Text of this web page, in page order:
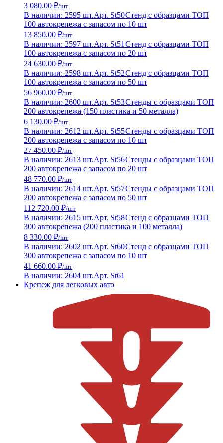
3 080.00 ₽/шт
В наличии: 2595 шт.Арт. St50Стенд с образцами ТОП
100 автокрепежа с запасом по 10 шт
13 850.00 ₽/шт
В наличии: 2597 шт.Арт. St51 Стенд с образцами ТОП
100 автокрепежа с запасом по 20 шт
24 630.00 ₽/шт
В наличии: 2598 шт.Арт. St52Стенд с образцами ТОП
100 автокрепежа с запасом по 50 шт
56 960.00 ₽/шт
В наличии: 2600 шт.Арт. St53Стенды с образцами ТОП
200 автокрепежа (150 пластика и 50 металла)
6 130.00 ₽/шт
В наличии: 2612 шт.Арт. St55Стенды с образцами ТОП
200 автокрепежа с запасом по 10 шт
27 450.00 ₽/шт
В наличии: 2613 шт.Арт. St56Стенды с образцами ТОП
200 автокрепежа с запасом по 20 шт
48 770.00 ₽/шт
В наличии: 2614 шт.Арт. St57Стенды с образцами ТОП
200 автокрепежа с запасом по 50 шт
112 720.00 ₽/шт
В наличии: 2615 шт.Арт. St58Стенд с образцами ТОП
300 автокрепежа (200 пластика и 100 металла)
8 330.00 ₽/шт
В наличии: 2602 шт.Арт. St60Стенд с образцами ТОП
300 автокрепежа с запасом по 10 шт
41 660.00 ₽/шт
В наличии: 2604 шт.Арт. St61
Крепеж для легковых авто